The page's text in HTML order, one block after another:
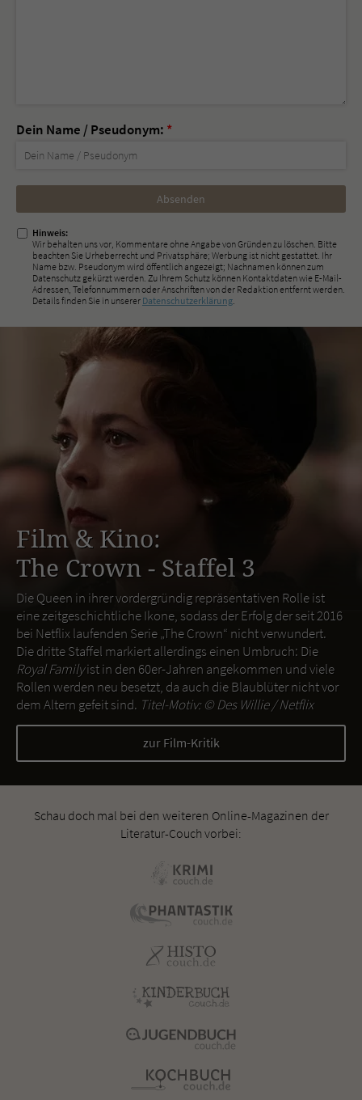
Dein Name / Pseudonym: *
Nicht
ausfüllen!
Hinweis:
Wir behalten uns vor, Kommentare ohne Angabe von Gründen zu löschen. Bitte
beachten Sie Urheberrecht und Privatsphäre; Werbung ist nicht gestattet. Ihr
Name bzw. Pseudonym wird öffentlich angezeigt; Nachnamen können zum
Datenschutz gekürzt werden. Zu Ihrem Schutz können Kontaktdaten wie E-Mail-
Adressen, Telefonnummern oder Anschriften von der Redaktion entfernt werden.
Details finden Sie in unserer Datenschutzerklärung.
Film & Kino:
The Crown - Staffel 3
Die Queen in ihrer vordergründig repräsentativen Rolle ist
eine zeitgeschichtliche Ikone, sodass der Erfolg der seit 2016
bei Netflix laufenden Serie „The Crown“ nicht verwundert.
Die dritte Staffel markiert allerdings einen Umbruch: Die
Royal Familyist in den 60er-Jahren angekommen und viele
Rollen werden neu besetzt, da auch die Blaublüter nicht vor
dem Altern gefeit sind. Titel-Motiv: ©Des Willie / Netflix
zur Film-Kritik
Schau doch mal bei den weiteren Online-Magazinen der
Literatur-Couch vorbei: